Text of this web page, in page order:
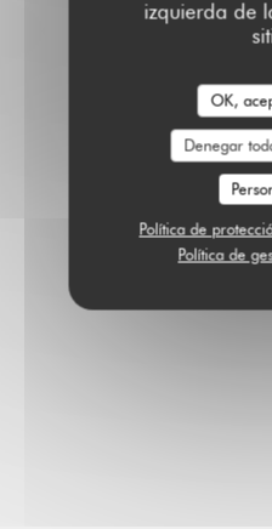
izquierda de
OK,
Denegar
Política de
Política de